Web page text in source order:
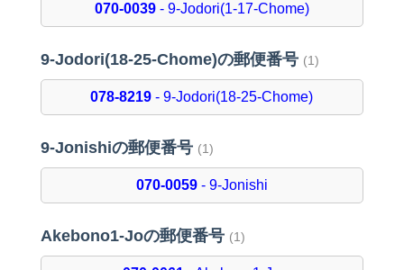
070-0039- 9-Jodori(1-17-Chome)
9-Jodori(18-25-Chome)の郵便番号 (1)
078-8219 - 9-Jodori(18-25-Chome)
9-Jonishiの郵便番号 (1)
070-0059- 9-Jonishi
Akebono1-Joの郵便番号 (1)